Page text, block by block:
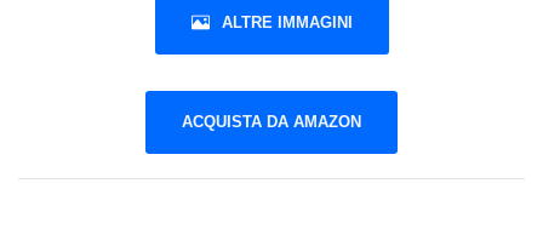
ALTRE IMMAGINI
ACQUISTA DA AMAZON